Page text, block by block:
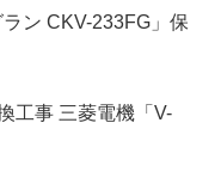
ン CKV-233FG」保
工事 三菱電機「V-